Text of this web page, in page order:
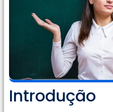
Introdução